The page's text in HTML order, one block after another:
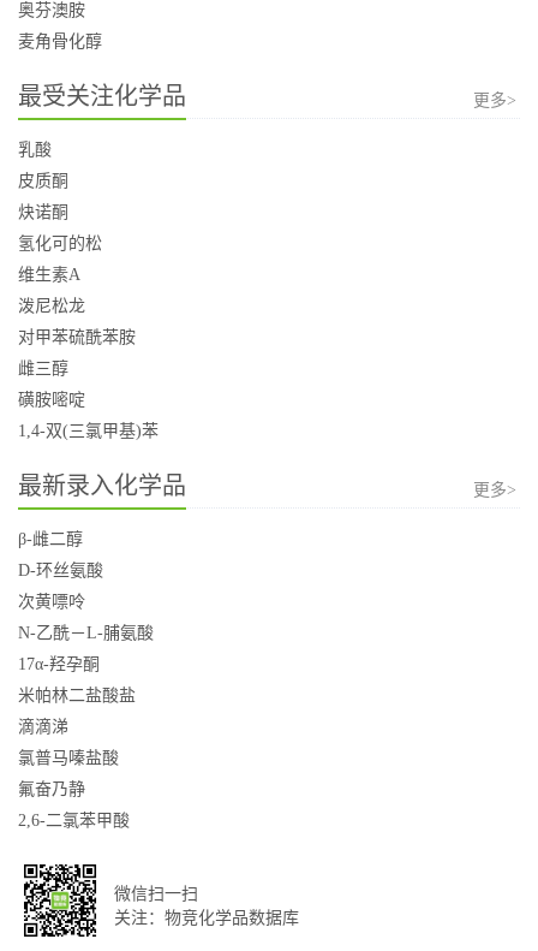
奥芬澳胺
麦角骨化醇
最受关注化学品 更多>
乳酸
皮质酮
炔诺酮
氢化可的松
维生素A
泼尼松龙
对甲苯硫酰苯胺
雌三醇
磺胺嘧啶
1,4-双(三氯甲基)苯
最新录入化学品 更多>
β-雌二醇
D-环丝氨酸
次黄嘌呤
N-乙酰－L-脯氨酸
17α-羟孕酮
米帕林二盐酸盐
滴滴涕
氯普马嗪盐酸
氟奋乃静
2,6-二氯苯甲酸
微信扫一扫
关注：物竞化学品数据库